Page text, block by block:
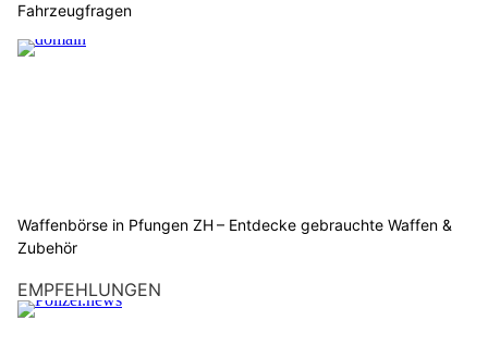
Fahrzeugfragen
Waffenbörse in Pfungen ZH – Entdecke gebrauchte Waffen &
Zubehör
EMPFEHLUNGEN